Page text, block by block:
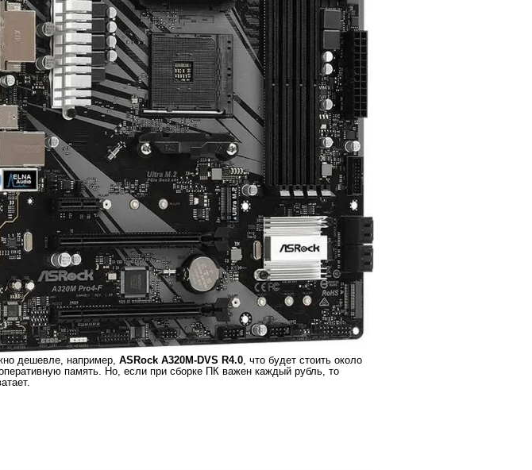
дешевле, например, ASRock A320M-DVS R4.0 , что будет стоить около
память. Но, если при сборке ПК важен каждый рубль, то